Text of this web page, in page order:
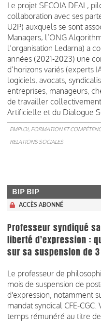
Le projet SECOIA DEAL,
collaboration avec ses
U2P) auxquels se sont
Managers, l’ONG
l’organisation Ledarna) a
années (2021-2023) une
d’horizons variés (experts
logiciels, avocats,
entreprises, manageurs,
de travailler
Artificielle et du Dialogue
EMPLOI, FORMATION ET
RELATIONS SOCIALES
BIP BIP
ACCÈS ABONNÉ
Professeur syndiqué
liberté d'expression :
sur sa suspension de
Le professeur de
mois de suspension de
d'expression, notamment
mandat syndical CFE-
temps rémunéré au titre